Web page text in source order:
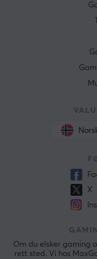
X
Om du elsker gaming
rett sted. Vi hos